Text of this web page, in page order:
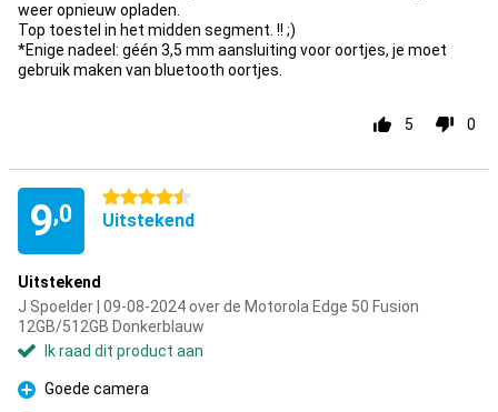
weer opnieuw opladen.
Top toestel in het midden segment. !! ;)
*Enige nadeel: géén 3,5 mm aansluiting voor oortjes, je moet
gebruik maken van bluetooth oortjes.
5 0
9,0
4.5 sterren
Uitstekend
Uitstekend
J Spoelder | 09-08-2024 over de Motorola Edge 50 Fusion
12GB/512GB Donkerblauw
Ik raad dit product aan
Pluspunt
Goede camera